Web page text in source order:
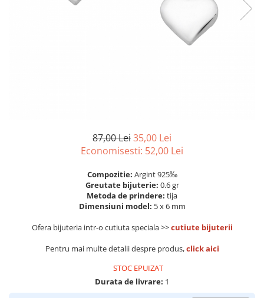
VEZI TOATE BIJUTERIILE ELMIO
87,00 Lei35,00 Lei
Economisesti: 52,00 Lei
Compozitie: Argint 925‰
Greutate bijuterie: 0.6 gr
Metoda de prindere: tija
Dimensiuni model: 5 x 6 mm
Ofera bijuteria intr-o cutiuta speciala >>cutiute bijuterii
Pentru mai multe detalii despre produs,click aici
STOC EPUIZAT
Durata de livrare: 1